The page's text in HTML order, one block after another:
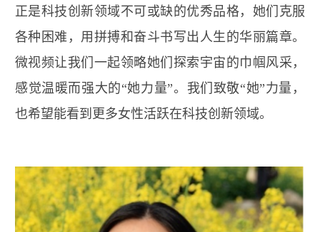
正是科技创新领域不可或缺的优秀品格，她们克服
各种困难，用拼搏和奋斗书写出人生的华丽篇章。
微视频让我们一起领略她们探索宇宙的巾帼风采，
感觉温暖而强大的“她力量”。我们致敬“她”力量，
也希望能看到更多女性活跃在科技创新领域。